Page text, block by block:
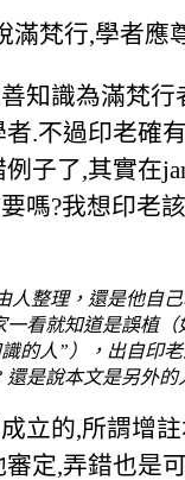
滿梵行,學者應
知識為滿梵
.不過印老確
子了,其實在
嗎?我想印老
人整理，還是他自
看就知道是誤植（
的人”），出自印
是說本文是另外的
立的,所謂增
定,弄錯也是